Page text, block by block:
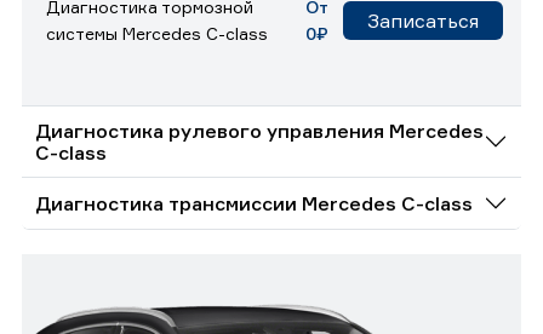
Диагностика тормозной
системы Mercedes C-class
От
0₽
Записаться
Диагностика рулевого управления Mercedes
C-class
Диагностика трансмиссии Mercedes C-class